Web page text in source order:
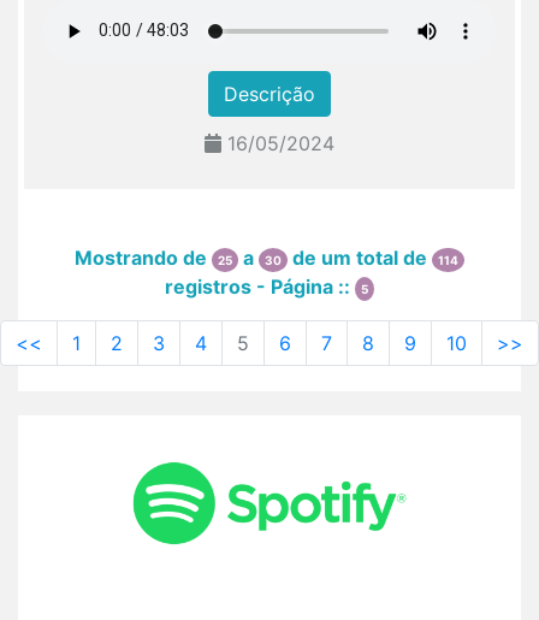
Descrição
16/05/2024
Mostrando de 25 a 30 de um total de 114
registros - Página :: 5
<< 1 2 3 4 5 6 7 8 9 10 >>